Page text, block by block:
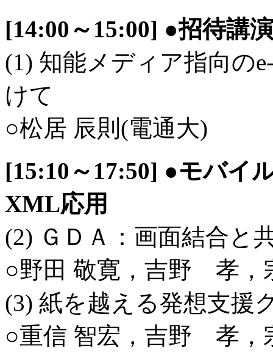
[14:00～15:00] ●招待講演
(1) 知能メディア指向の
けて
○松居 辰則(電通大)
[15:10～17:50] ●モバイ
XML応用
(2) ＧＤＡ：画面結合と
○野田 敬寛，吉野 孝
(3) 紙を越える発想支援
○重信 智宏，吉野 孝